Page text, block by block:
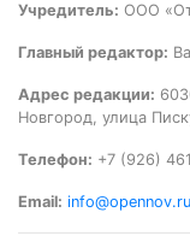
Учредитель: ООО
Главный редактор:
Адрес редакции:
Новгород, улица
Телефон: +7 (926)
Email: info@opennov.ru